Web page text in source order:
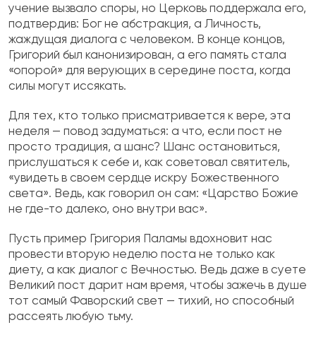
учение вызвало споры, но Церковь поддержала его,
подтвердив: Бог не абстракция, а Личность,
жаждущая диалога с человеком. В конце концов,
Григорий был канонизирован, а его память стала
«опорой» для верующих в середине поста, когда
силы могут иссякать.
Для тех, кто только присматривается к вере, эта
неделя — повод задуматься: а что, если пост не
просто традиция, а шанс? Шанс остановиться,
прислушаться к себе и, как советовал святитель,
«увидеть в своем сердце искру Божественного
света». Ведь, как говорил он сам: «Царство Божие
не где-то далеко, оно внутри вас».
Пусть пример Григория Паламы вдохновит нас
провести вторую неделю поста не только как
диету, а как диалог с Вечностью. Ведь даже в суете
Великий пост дарит нам время, чтобы зажечь в душе
тот самый Фаворский свет — тихий, но способный
рассеять любую тьму.